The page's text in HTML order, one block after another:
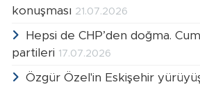
konuşması 21.07.2026
Hepsi de CHP’den doğma.
partileri 17.07.2026
Özgür Özel'in Eskişehir